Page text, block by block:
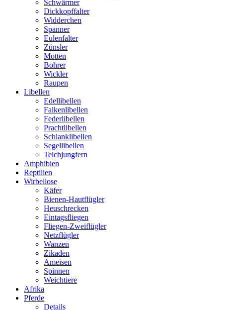
Schwärmer
Dickkopffalter
Widderchen
Spanner
Eulenfalter
Zünsler
Motten
Bohrer
Wickler
Raupen
Libellen
Edellibellen
Falkenlibellen
Federlibellen
Prachtlibellen
Schlanklibellen
Segellibellen
Teichjungfern
Amphibien
Reptilien
Wirbellose
Käfer
Bienen-Hautflügler
Heuschrecken
Eintagsfliegen
Fliegen-Zweiflügler
Netzflügler
Wanzen
Zikaden
Ameisen
Spinnen
Weichtiere
Afrika
Pferde
Details